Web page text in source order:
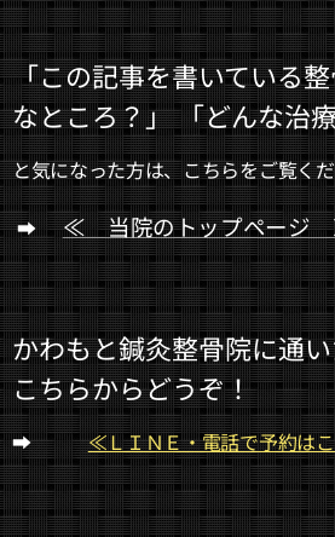
「この記事を書いている
なところ？」 「どんな治
と気になった方は、こちらをご覧くだ
➡
≪ 当院のトップペー
かわもと鍼灸整骨院に通
こちらからどうぞ！
➡≪ＬＩＮＥ・電話で予約は